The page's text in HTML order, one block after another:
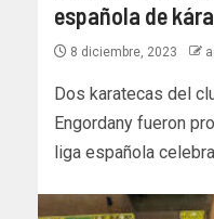
española de
8 diciembre, 2023
Dos karatecas del
Engordany fueron
liga española